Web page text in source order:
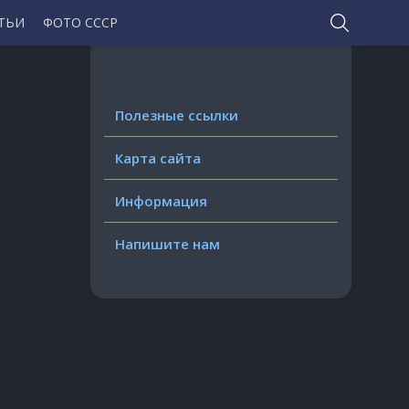
ФОТО СССР
Полезные ссылки
Карта сайта
Информация
Напишите нам